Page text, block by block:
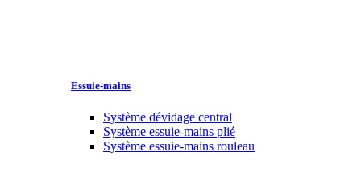
Essuie-mains
Système dévidage central
Système essuie-mains plié
Système essuie-mains rouleau